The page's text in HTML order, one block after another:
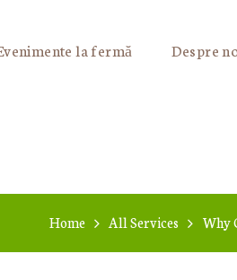
la fermă Despre
Home All Services Why